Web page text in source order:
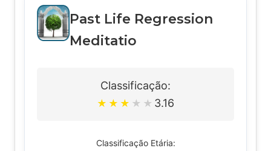
Past Life Regression
Meditatio
Classificação:
★ ★ ★ ★ ★ 3.16
Classificação Etária: